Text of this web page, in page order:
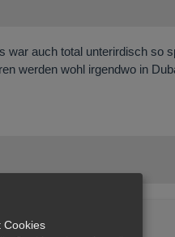
war auch total unterirdisch so
werden wohl irgendwo in
Cookies